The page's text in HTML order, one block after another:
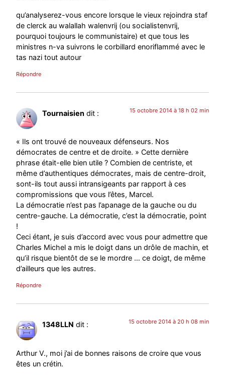
qu’analyserez-vous encore lorsque le vieux rejoindra staf
de clerck au walallah walenvrij (ou socialistenvrij,
pourquoi toujours le communistaire) et que tous les
ministres n-va suivrons le corbillard enoriflammé avec le
tas nazi tout autour
Répondre
Tournaisien dit : 15 octobre 2014 à 18 h 02 min
« Ils ont trouvé de nouveaux défenseurs. Nos
démocrates de centre et de droite. » Cette dernière
phrase était-elle bien utile ? Combien de centriste, et
même d’authentiques démocrates, mais de centre-droit,
sont-ils tout aussi intransigeants par rapport à ces
compromissions que vous l’êtes, Marcel.
La démocratie n’est pas l’apanage de la gauche ou du
centre-gauche. La démocratie, c’est la démocratie, point
!
Ceci étant, je suis d’accord avec vous pour admettre que
Charles Michel a mis le doigt dans un drôle de machin, et
qu’il risque bientôt de se le mordre … ce doigt, de même
d’ailleurs que les autres.
Répondre
1348LLN dit : 15 octobre 2014 à 20 h 08 min
Arthur V., moi j’ai de bonnes raisons de croire que vous
êtes un crétin.